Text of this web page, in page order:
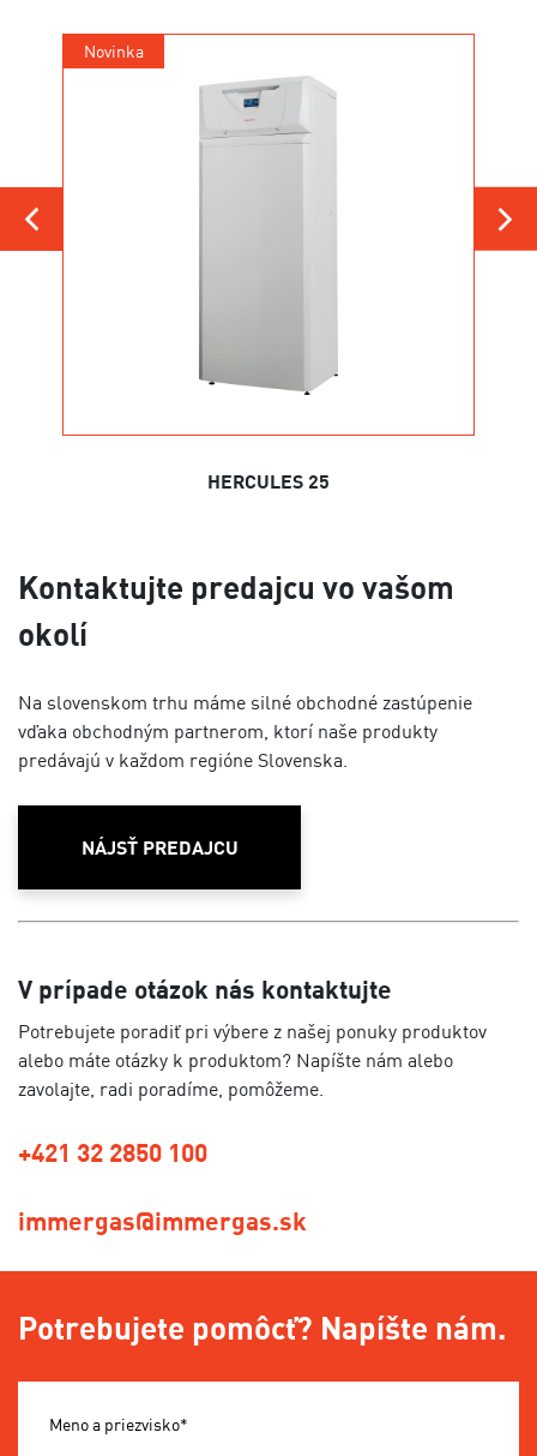
Novinka
HERCULES 25
Kontaktujte predajcu vo vašom
okolí
Na slovenskom trhu máme silné obchodné zastúpenie
vďaka obchodným partnerom, ktorí naše produkty
predávajú v každom regióne Slovenska.
NÁJSŤ PREDAJCU
V prípade otázok nás kontaktujte
Potrebujete poradiť pri výbere z našej ponuky produktov
alebo máte otázky k produktom? Napíšte nám alebo
zavolajte, radi poradíme, pomôžeme.
+421 32 2850 100
immergas@immergas.sk
Potrebujete pomôcť? Napíšte nám.
Meno a priezvisko*